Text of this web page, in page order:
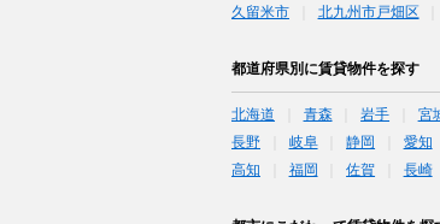
久留米市
北九州市戸畑区
都道府県別に賃貸物件を探す
北海道 青森 岩手 宮
長野
岐阜 静岡 愛知
高知
福岡 佐賀 長崎